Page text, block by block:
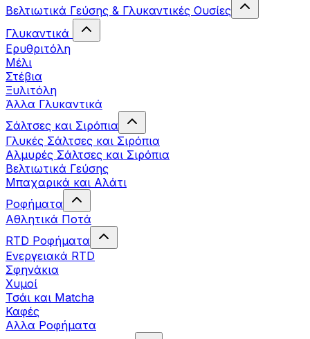
Βελτιωτικά Γεύσης & Γλυκαντικές Ουσίες
Γλυκαντικά
Ερυθριτόλη
Μέλι
Στέβια
Ξυλιτόλη
Άλλα Γλυκαντικά
Σάλτσες και Σιρόπια
Γλυκές Σάλτσες και Σιρόπια
Αλμυρές Σάλτσες και Σιρόπια
Bελτιωτικά Γεύσης
Μπαχαρικά και Αλάτι
Ροφήματα
Αθλητικά Ποτά
RTD Ροφήματα
Ενεργειακά RTD
Σφηνάκια
Χυμοί
Τσάι και Matcha
Καφές
Αλλα Ροφήματα